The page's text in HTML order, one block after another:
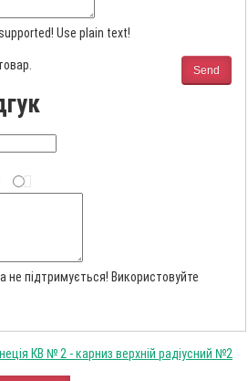
Use plain text!
Send
не підтримується! Використовуйте
КВ № 2 - карниз верхній радіусний №2